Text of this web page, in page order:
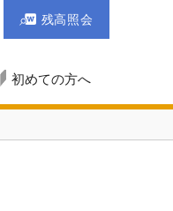
初めての方へ
残高照会